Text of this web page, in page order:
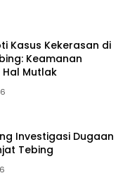
Kasus Kekerasan di
Keamanan
Mutlak
Investigasi Dugaan
Tebing